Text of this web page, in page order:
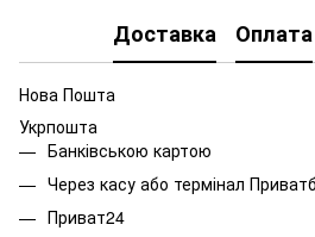
Доставка Оплата
Нова Пошта
Укрпошта
Банківською картою
Через касу або термінал
Приват24